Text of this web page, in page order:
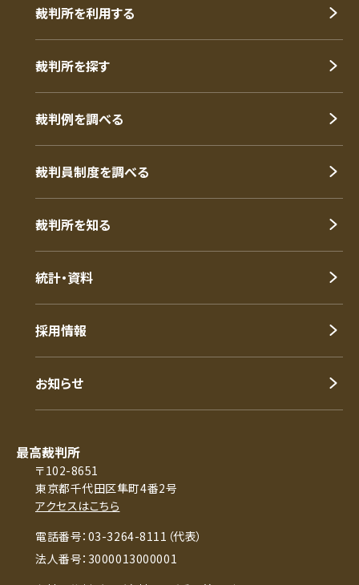
裁判所を利用する
裁判所を探す
裁判例を調べる
裁判員制度を調べる
裁判所を知る
統計・資料
採用情報
お知らせ
最高裁判所
〒102-8651
東京都千代田区隼町4番2号
アクセスはこちら
電話番号：03-3264-8111（代表）
法人番号：3000013000001